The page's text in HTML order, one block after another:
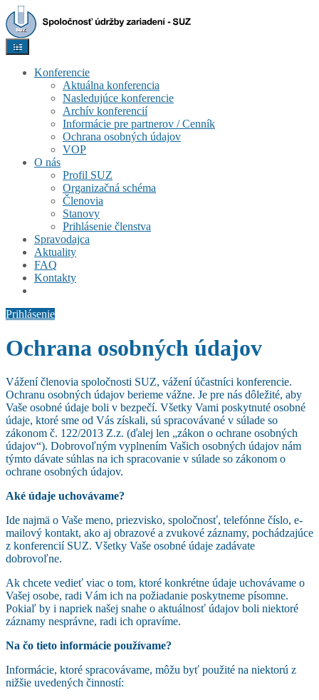
Konferencie
Aktuálna konferencia
Nasledujúce konferencie
Archív konferencií
Informácie pre partnerov / Cenník
Ochrana osobných údajov
VOP
O nás
Profil SUZ
Organizačná schéma
Členovia
Stanovy
Prihlásenie členstva
Spravodajca
Aktuality
FAQ
Kontakty
Prihlásenie
Ochrana osobných údajov
Vážení členovia spoločnosti SUZ, vážení účastníci konferencie.
Ochranu osobných údajov berieme vážne. Je pre nás dôležité, aby
Vaše osobné údaje boli v bezpečí. Všetky Vami poskytnuté osobné
údaje, ktoré sme od Vás získali, sú spracovávané v súlade so
zákonom č. 122/2013 Z.z. (ďalej len „zákon o ochrane osobných
údajov“). Dobrovoľným vyplnením Vašich osobných údajov nám
týmto dávate súhlas na ich spracovanie v súlade so zákonom o
ochrane osobných údajov.
Aké údaje uchovávame?
Ide najmä o Vaše meno, priezvisko, spoločnosť, telefónne číslo, e-
mailový kontakt, ako aj obrazové a zvukové záznamy, pochádzajúce
z konferencií SUZ. Všetky Vaše osobné údaje zadávate
dobrovoľne.
Ak chcete vedieť viac o tom, ktoré konkrétne údaje uchovávame o
Vašej osobe, radi Vám ich na požiadanie poskytneme písomne.
Pokiaľ by i napriek našej snahe o aktuálnosť údajov boli niektoré
záznamy nesprávne, radi ich opravíme.
Na čo tieto informácie používame?
Informácie, ktoré spracovávame, môžu byť použité na niektorú z
nižšie uvedených činností: